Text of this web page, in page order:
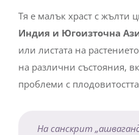
Тя е малък храст с жълти
Индия и Югоизточна
или листата на
на различни състояния,
проблеми с
На санскрит